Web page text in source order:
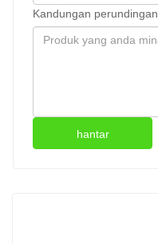
Kandungan perundingan
hantar